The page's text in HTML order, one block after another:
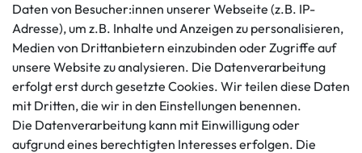
Kundenservice
+49 421 596586
info@gameworld.de
Kontaktformular
Rechtliches
AGB
Impressum
Datenschutzerklärung
Widerrufs­recht
Vertrag widerrufen
Daten von Besucher:innen unserer Webseite (z.B. IP-
Adresse), um z.B. Inhalte und Anzeigen zu personalisieren,
Medien von Drittanbietern einzubinden oder Zugriffe auf
unsere Website zu analysieren. Die Datenverarbeitung
erfolgt erst durch gesetzte Cookies. Wir teilen diese Daten
mit Dritten, die wir in den Einstellungen benennen.
Die Datenverarbeitung kann mit Einwilligung oder
aufgrund eines berechtigten Interesses erfolgen. Die